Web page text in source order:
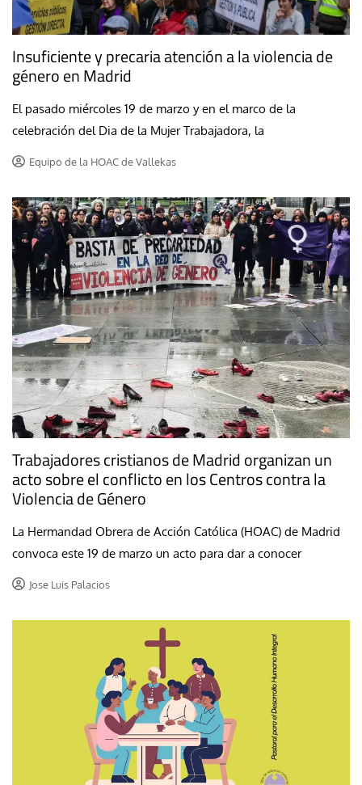
Insuficiente y precaria atención a la violencia de
género en Madrid
El pasado miércoles 19 de marzo y en el marco de la
celebración del Dia de la Mujer Trabajadora, la
Equipo de la HOAC de Vallekas
Trabajadores cristianos de Madrid organizan un
acto sobre el conflicto en los Centros contra la
Violencia de Género
La Hermandad Obrera de Acción Católica (HOAC) de Madrid
convoca este 19 de marzo un acto para dar a conocer
Jose Luis Palacios